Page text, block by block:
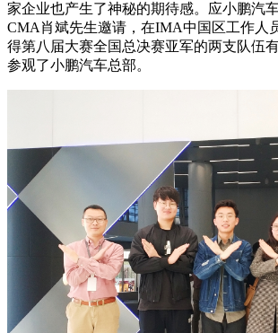
家企业也产生了神秘的期待感。应小鹏汽
CMA肖斌先生邀请，在IMA中国区工作人
得第八届大赛全国总决赛亚军的两支队伍
参观了小鹏汽车总部。